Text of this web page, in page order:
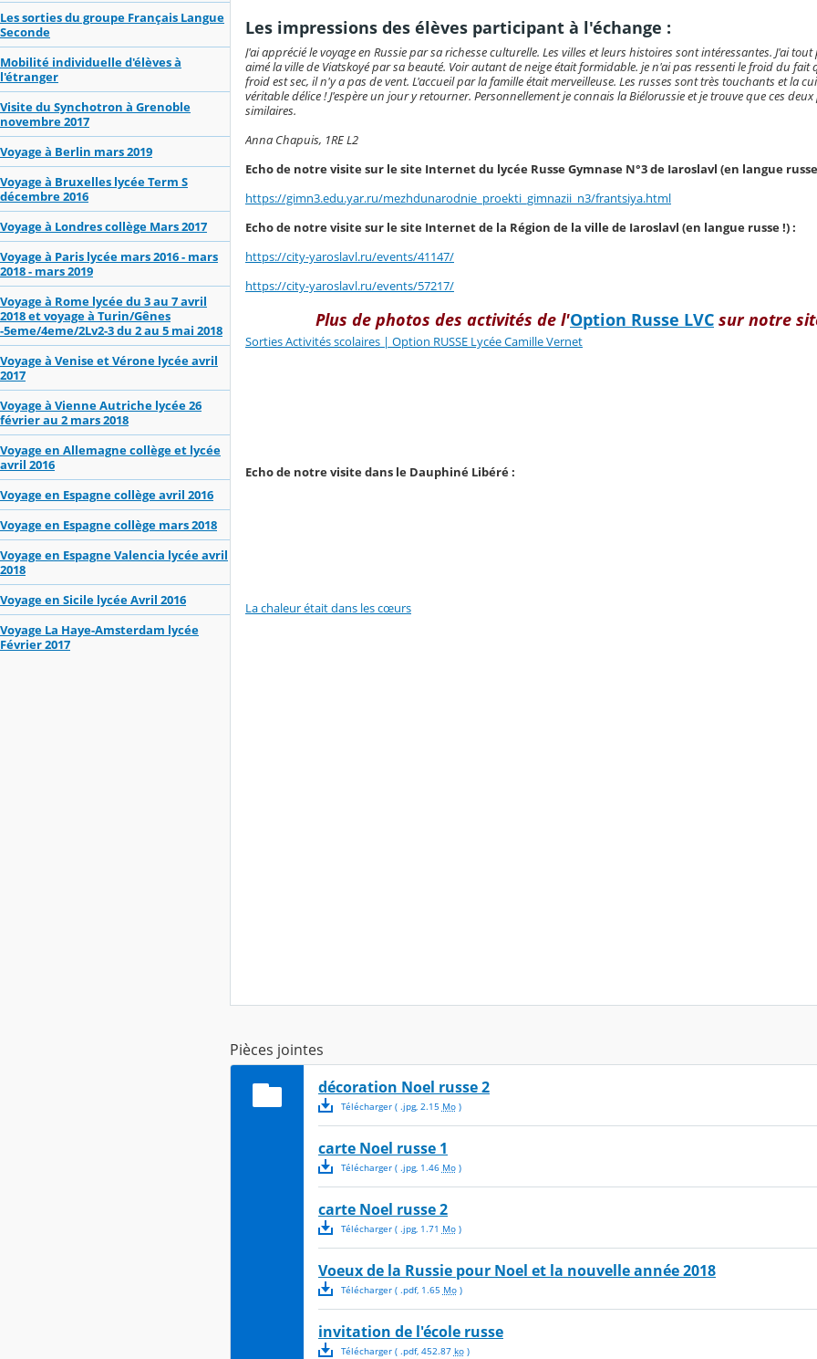
Les sorties du groupe Français Langue
Seconde
Mobilité individuelle d'élèves à
l'étranger
Visite du Synchotron à Grenoble
novembre 2017
Voyage à Berlin mars 2019
Voyage à Bruxelles lycée Term S
décembre 2016
Voyage à Londres collège Mars 2017
Voyage à Paris lycée mars 2016 - mars
2018 - mars 2019
Voyage à Rome lycée du 3 au 7 avril
2018 et voyage à Turin/Gênes
-5eme/4eme/2Lv2-3 du 2 au 5 mai 2018
Voyage à Venise et Vérone lycée avril
2017
Voyage à Vienne Autriche lycée 26
février au 2 mars 2018
Voyage en Allemagne collège et lycée
avril 2016
Voyage en Espagne collège avril 2016
Voyage en Espagne collège mars 2018
Voyage en Espagne Valencia lycée avril
2018
Voyage en Sicile lycée Avril 2016
Voyage La Haye-Amsterdam lycée
Février 2017
Les impressions des élèves participant à l'échange :
J'ai apprécié le voyage en Russie par sa richesse culturelle. Les villes et leurs histoires sont intéressantes. J'ai
aimé la ville de Viatskoyé par sa beauté. Voir autant de neige était formidable. je n'ai pas ressenti le froid du fait
froid est sec, il n'y a pas de vent. L'accueil par la famille était merveilleuse. Les russes sont très touchants et la
véritable délice ! J'espère un jour y retourner. Personnellement je connais la Biélorussie et je trouve que ces
similaires.
Anna Chapuis, 1RE L2
Echo de notre visite sur le site Internet du lycée Russe Gymnase N°3 de Iaroslavl (en langue
https://gimn3.edu.yar.ru/mezhdunarodnie_proekti_gimnazii_n3/frantsiya.html
Echo de notre visite sur le site Internet de la Région de la ville de Iaroslavl (en langue russe !) :
https://city-yaroslavl.ru/events/41147/
https://city-yaroslavl.ru/events/57217/
Plus de photos des activités de l'Option Russe LVC sur notre
Sorties Activités scolaires | Option RUSSE Lycée Camille Vernet
Echo de notre visite dans le Dauphiné Libéré :
La chaleur était dans les cœurs
Pièces jointes
décoration Noel russe 2
Télécharger( .jpg, 2.15 Mo)
carte Noel russe 1
Télécharger( .jpg, 1.46 Mo)
carte Noel russe 2
Télécharger( .jpg, 1.71 Mo)
Voeux de la Russie pour Noel et la nouvelle année 2018
Télécharger( .pdf, 1.65 Mo)
invitation de l'école russe
Télécharger( .pdf, 452.87 ko)